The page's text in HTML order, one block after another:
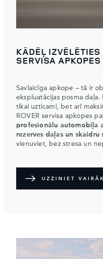
KĀDĒĻ
SERVISA APKOPES
Savlaicīga apkope – tā ir
ekspluatācijas posma
tikai uzticami, bet arī
ROVER servisa apkopes
profesionālu automobiļa
rezerves daļas un
vienuviet, bez stresa un
UZZINIET VAIRĀK